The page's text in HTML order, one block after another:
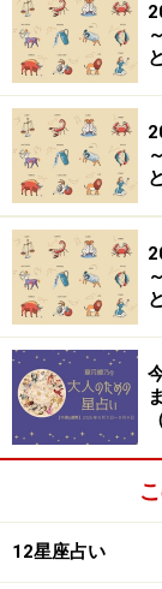
9位：おひ
19日生ま
「おひつじ座」
不安感にさい
せよう。
＞【今週の運勢
12星座占い